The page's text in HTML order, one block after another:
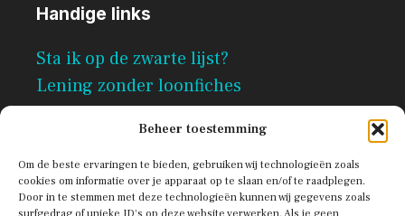
Beheer toestemming
Om de beste ervaringen te bieden, gebruiken wij technologieën zoals
cookies om informatie over je apparaat op te slaan en/of te raadplegen.
Door in te stemmen met deze technologieën kunnen wij gegevens zoals
Handige links
Sta ik op de zwarte lijst?
Lening zonder loonfiches
Per direct geld lenen zonder